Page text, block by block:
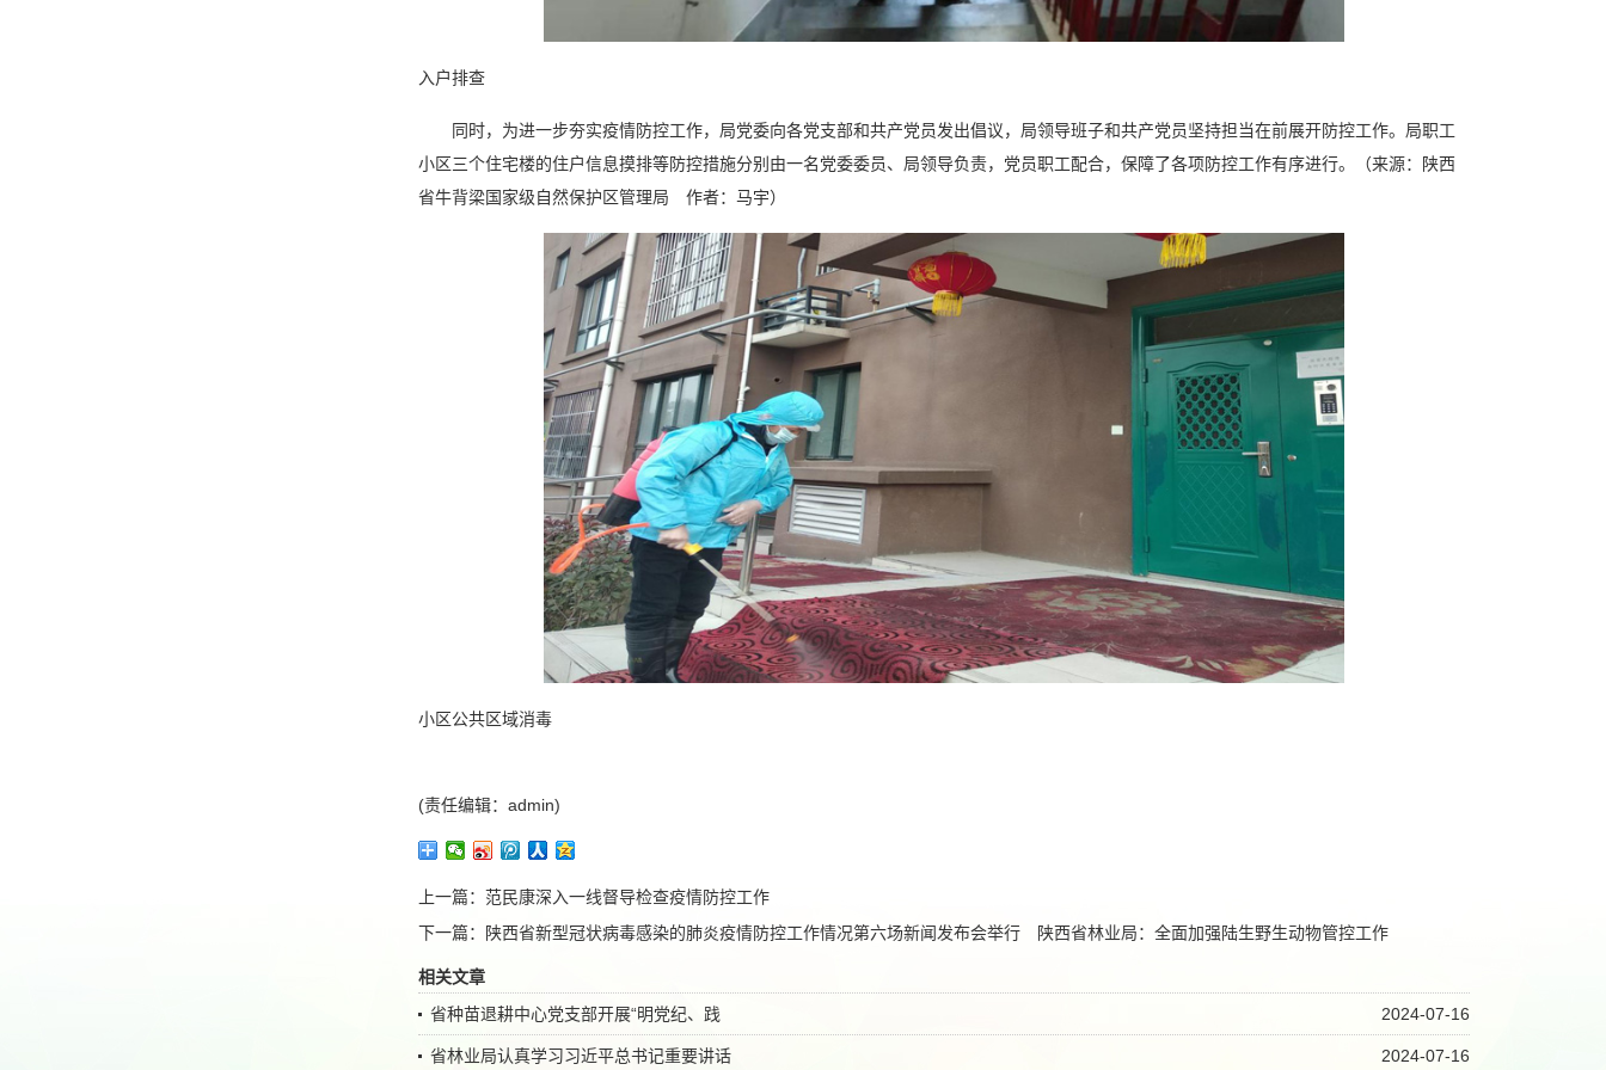
入户排查
同时，为进一步夯实疫情防控工作，局党委向各党支部和共产党员发出倡议，局领导班子和共产党员坚持担当在前展开防控工作。局职工
小区三个住宅楼的住户信息摸排等防控措施分别由一名党委委员、局领导负责，党员职工配合，保障了各项防控工作有序进行。（来源：陕西
省牛背梁国家级自然保护区管理局 作者：马宇）
小区公共区域消毒
(责任编辑：admin)
上一篇： 范民康深入一线督导检查疫情防控工作
下一篇：
陕西省新型冠状病毒感染的肺炎疫情防控工作情况第六场新闻发布会举行 陕西省林业局：全面加强陆生野生动物管控工作
相关文章
2024-07-16
省种苗退耕中心党支部开展“明党纪、践
2024-07-16
省林业局认真学习习近平总书记重要讲话